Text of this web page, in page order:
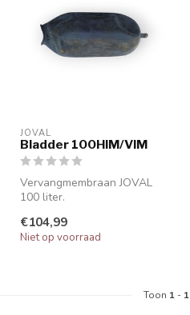
JOVAL
Bladder 100HIM/VIM
Vervangmembraan JOVAL
100 liter.
€104,99
Niet op voorraad
Toon 1 - 1